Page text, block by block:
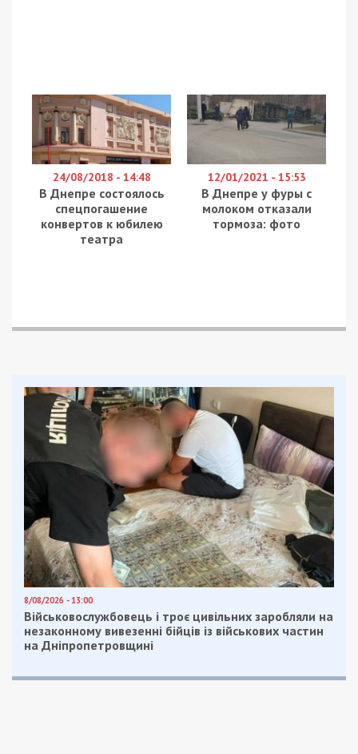
24/08/2018 - 14:48
В Днепре состоялось
спецпогашение
конвертов к юбилею
театра
12/01/2021 - 15:53
В Днепре у фуры с
молоком отказали
тормоза: фото
8/08/2026 - 13:00
Військовослужбовець і троє цивільних заробляли на
незаконному вивезенні бійців із військових частин
на Дніпропетровщині